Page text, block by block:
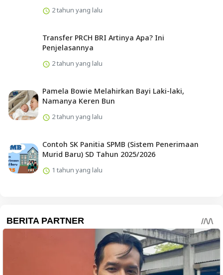
2 tahun yang lalu
Transfer PRCH BRI Artinya Apa? Ini
Penjelasannya
2 tahun yang lalu
Pamela Bowie Melahirkan Bayi Laki-laki,
Namanya Keren Bun
2 tahun yang lalu
Contoh SK Panitia SPMB (Sistem Penerimaan
Murid Baru) SD Tahun 2025/2026
1 tahun yang lalu